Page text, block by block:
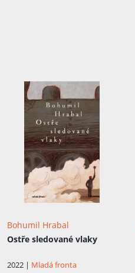
Bohumil Hrabal
Ostře sledované vlaky
2022 | Mladá fronta